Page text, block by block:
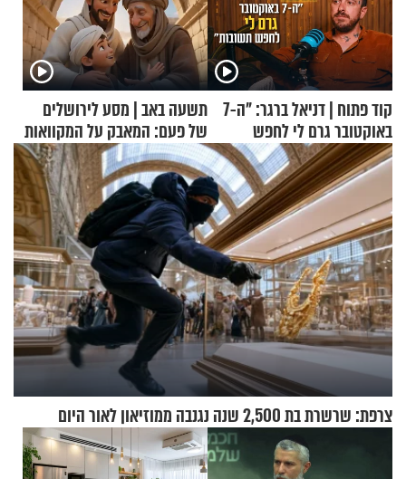
קוד פתוח | דניאל ברגר: "ה-7
באוקטובר גרם לי לחפש
תשובות"
תשעה באב | מסע לירושלים
של פעם: המאבק על המקוואות
צרפת: שרשרת בת 2,500 שנה נגנבה ממוזיאון לאור היום